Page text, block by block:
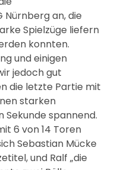
Nürnberg an, die
Spielzüge liefern
konnten.
und einigen
jedoch gut
die letzte Partie mit
starken
spannend.
6 von 14 Toren
Sebastian Mücke
und Ralf „die